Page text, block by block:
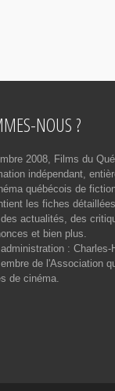
NOUS ?
2008, Films du
indépendant,
québécois de
les fiches
actualités, des
et bien plus.
: Charles-
de l'Association
de cinéma.